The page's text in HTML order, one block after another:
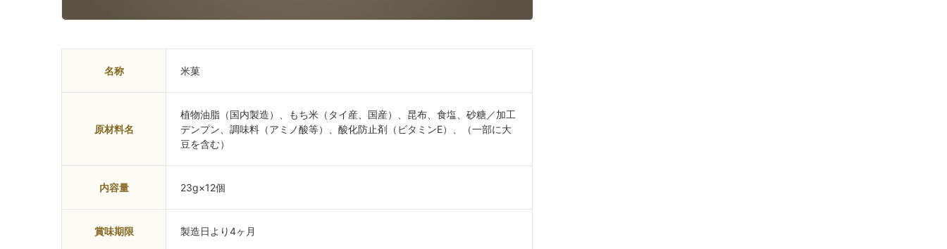
名称 米菓
原材料名
植物油脂（国内製造）、もち米（タイ産、国産）、昆布、食塩、砂糖／加工
デンプン、調味料（アミノ酸等）、酸化防止剤（ビタミンE）、（一部に大
豆を含む）
内容量 23g×12個
賞味期限 製造日より4ヶ月